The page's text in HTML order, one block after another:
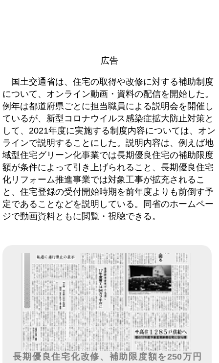
広告
国土交通省は、住宅の取得や改修に対する補助制度
について、オンライン動画・資料の配信を開始した。
例年は都道府県ごとに担当職員による説明会を開催し
ているが、新型コロナウイルス感染症拡大防止対策と
して、2021年度に実施する制度内容については、オン
ラインで説明することにした。説明内容は、例えば地
域型住宅グリーン化事業では長期優良住宅の補助限度
額が条件によって引き上げられること、長期優良住宅
化リフォーム推進事業では対象工事が拡充されるこ
と、住宅登録の受付開始時期を前年度よりも前倒す予
定であることなどを説明している。同省のホームペー
ジで動画資料ともに閲覧・視聴できる。
長期優良住宅化改修、補助限度額を250万円